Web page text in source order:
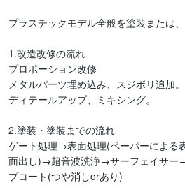
プラスチックモデル全般を塗装または
1.改造改修の流れ
プロポーション改修
メタルパーツ埋め込み、スジボリ追加。
ディテールアップ、ミキシング。
2.塗装・塗装までの流れ
ゲート処理→表面処理(ペーパーによる
面出し)→超音波洗浄→サーフェイサ
プコート(つや消しorあり)